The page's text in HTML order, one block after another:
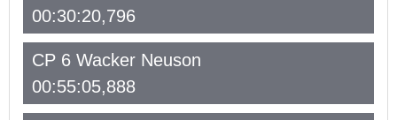
00:30:20,796
CP 6 Wacker Neuson
00:55:05,888